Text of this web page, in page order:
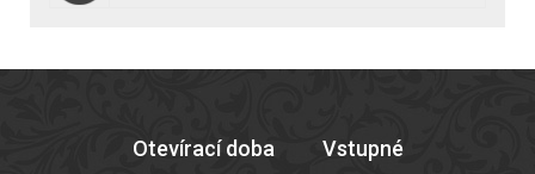
Otevírací doba
Vstupné